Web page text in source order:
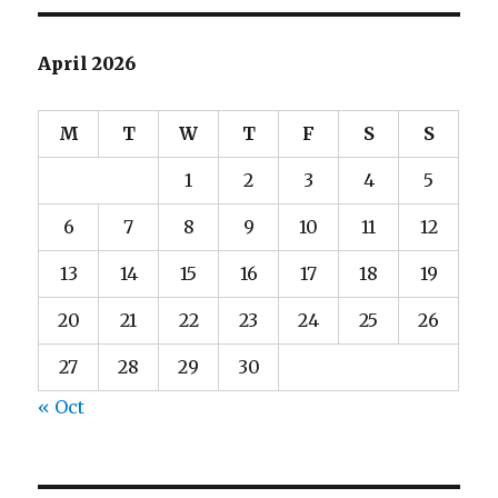
E
April 2026
M T W T F S S
1 2 3 4 5
6 7 8 9 10 11 12
13 14 15 16 17 18 19
20 21 22 23 24 25 26
27 28 29
30
« Oct